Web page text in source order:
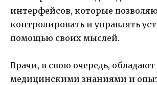
интерфейсов, которые
контролировать и управлять
помощью своих мыслей.
Врачи, в свою очередь, обладают
медицинскими знаниями и